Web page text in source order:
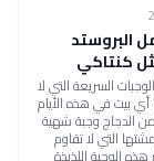
البروستد
كنتاكي
السريعة التي لا
بيت في هذه الأيام
الدجاج وجبة شهية
التي لا تقاوم
الوجبة اللذيذة